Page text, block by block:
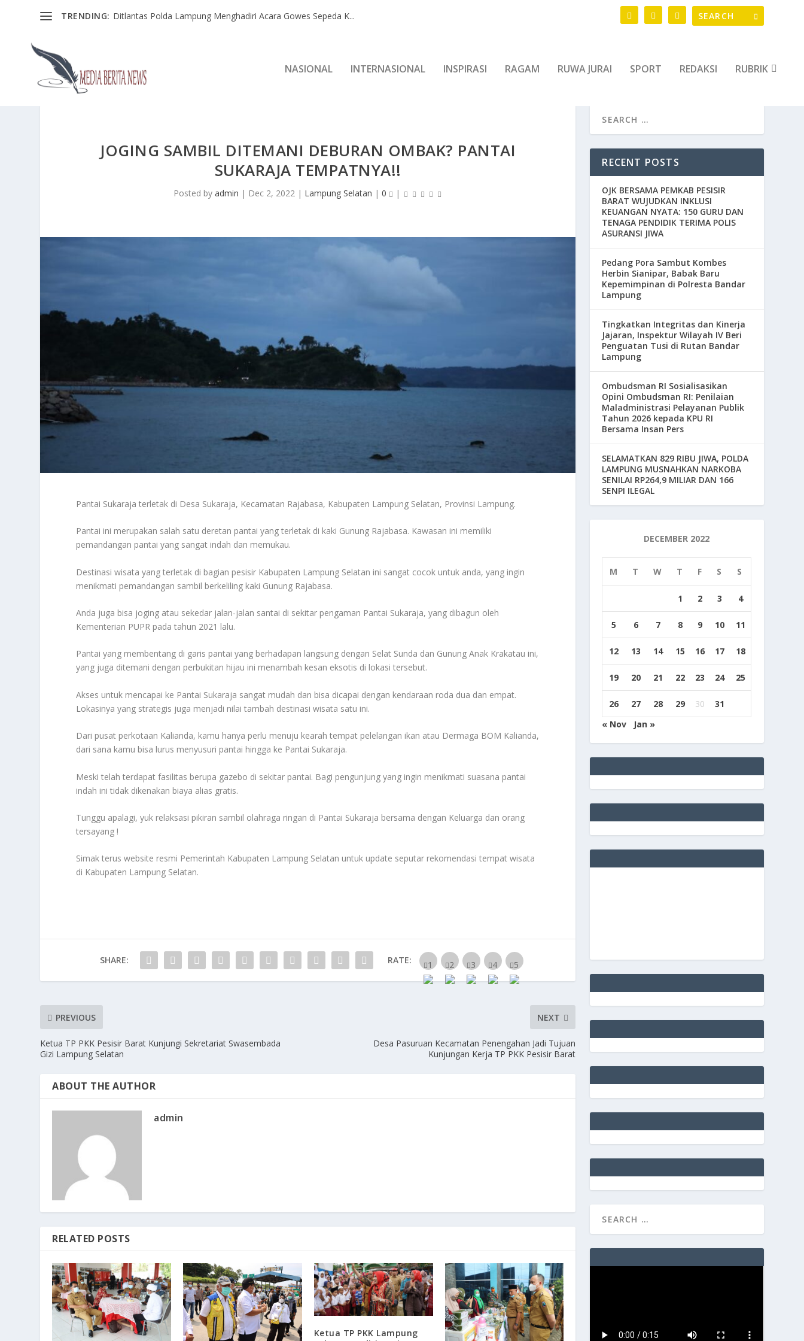
TRENDING: Ditlantas Polda Lampung Menghadiri Acara Gowes Sepeda K...
NASIONAL INTERNASIONAL INSPIRASI RAGAM RUWA JURAI SPORT REDAKSI RUBRIK
JOGING SAMBIL DITEMANI DEBURAN OMBAK? PANTAI
SUKARAJA TEMPATNYA!!
Posted byadmin | Dec 2, 2022 | Lampung Selatan |0 |
Pantai Sukaraja terletak di Desa Sukaraja, Kecamatan Rajabasa, Kabupaten Lampung Selatan, Provinsi Lampung.
Pantai ini merupakan salah satu deretan pantai yang terletak di kaki Gunung Rajabasa. Kawasan ini memiliki
pemandangan pantai yang sangat indah dan memukau.
Destinasi wisata yang terletak di bagian pesisir Kabupaten Lampung Selatan ini sangat cocok untuk anda, yang ingin
menikmati pemandangan sambil berkeliling kaki Gunung Rajabasa.
Anda juga bisa joging atau sekedar jalan-jalan santai di sekitar pengaman Pantai Sukaraja, yang dibagun oleh
Kementerian PUPR pada tahun 2021 lalu.
Pantai yang membentang di garis pantai yang berhadapan langsung dengan Selat Sunda dan Gunung Anak Krakatau ini,
yang juga ditemani dengan perbukitan hijau ini menambah kesan eksotis di lokasi tersebut.
Akses untuk mencapai ke Pantai Sukaraja sangat mudah dan bisa dicapai dengan kendaraan roda dua dan empat.
Lokasinya yang strategis juga menjadi nilai tambah destinasi wisata satu ini.
Dari pusat perkotaan Kalianda, kamu hanya perlu menuju kearah tempat pelelangan ikan atau Dermaga BOM Kalianda,
dari sana kamu bisa lurus menyusuri pantai hingga ke Pantai Sukaraja.
Meski telah terdapat fasilitas berupa gazebo di sekitar pantai. Bagi pengunjung yang ingin menikmati suasana pantai
indah ini tidak dikenakan biaya alias gratis.
Tunggu apalagi, yuk relaksasi pikiran sambil olahraga ringan di Pantai Sukaraja bersama dengan Keluarga dan orang
tersayang !
Simak terus website resmi Pemerintah Kabupaten Lampung Selatan untuk update seputar rekomendasi tempat wisata
di Kabupaten Lampung Selatan.
SHARE: RATE:
PREVIOUS
Ketua TP PKK Pesisir Barat Kunjungi Sekretariat Swasembada
Gizi Lampung Selatan
NEXT
Desa Pasuruan Kecamatan Penengahan Jadi Tujuan
Kunjungan Kerja TP PKK Pesisir Barat
ABOUT THE AUTHOR
admin
RELATED POSTS
Ketua TP PKK Lampung
RECENT POSTS
OJK BERSAMA PEMKAB PESISIR
BARAT WUJUDKAN INKLUSI
KEUANGAN NYATA: 150 GURU DAN
TENAGA PENDIDIK TERIMA POLIS
ASURANSI JIWA
Pedang Pora Sambut Kombes
Herbin Sianipar, Babak Baru
Kepemimpinan di Polresta Bandar
Lampung
Tingkatkan Integritas dan Kinerja
Jajaran, Inspektur Wilayah IV Beri
Penguatan Tusi di Rutan Bandar
Lampung
Ombudsman RI Sosialisasikan
Opini Ombudsman RI: Penilaian
Maladministrasi Pelayanan Publik
Tahun 2026 kepada KPU RI
Bersama Insan Pers
SELAMATKAN 829 RIBU JIWA, POLDA
LAMPUNG MUSNAHKAN NARKOBA
SENILAI RP264,9 MILIAR DAN 166
SENPI ILEGAL
DECEMBER 2022
M T W T F S S
1 2 3 4
5 6 7 8 9 10 11
12 13 14 15 16 17 18
19 20 21 22 23 24 25
26 27 28 29 30
31
« Nov
Jan »